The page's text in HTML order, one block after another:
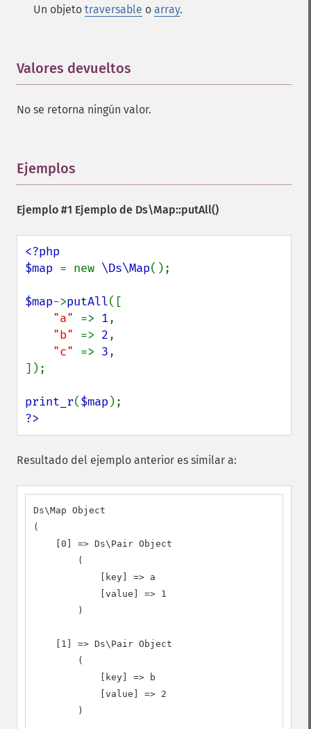
Un objeto traversable o array.
Valores devueltos
No se retorna ningún valor.
Ejemplos
Ejemplo #1 Ejemplo de Ds\Map::putAll()
<?php
$map = new \Ds\Map();
$map->putAll([
"a" => 1,
"b" => 2,
"c" => 3,
]);
print_r($map
?>
Resultado del ejemplo anterior es similar a:
Ds\Map Object
(
    [0] => Ds\Pair Object
        (
            [key] => a
            [value] => 1
        )
    [1] => Ds\Pair Object
        (
            [key] => b
            [value] => 2
        )